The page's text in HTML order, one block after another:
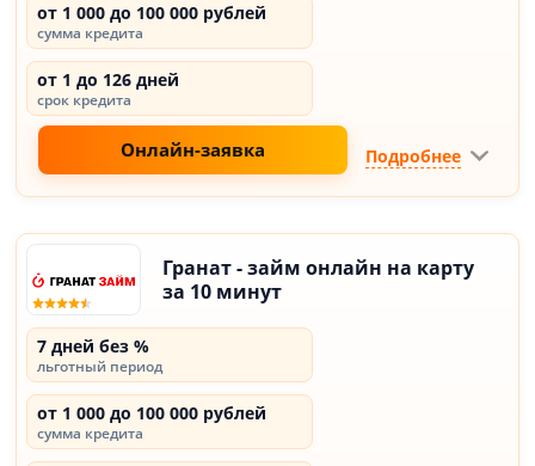
от 1 000 до 100 000 рублей
сумма кредита
от 1 до 126 дней
срок кредита
Онлайн-заявка Подробнее
Гранат - займ онлайн на карту
за 10 минут
7 дней без %
льготный период
от 1 000 до 100 000 рублей
сумма кредита